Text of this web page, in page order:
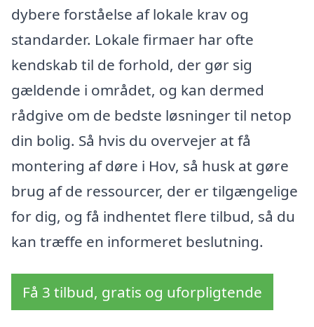
dybere forståelse af lokale krav og
standarder. Lokale firmaer har ofte
kendskab til de forhold, der gør sig
gældende i området, og kan dermed
rådgive om de bedste løsninger til netop
din bolig. Så hvis du overvejer at få
montering af døre i Hov, så husk at gøre
brug af de ressourcer, der er tilgængelige
for dig, og få indhentet flere tilbud, så du
kan træffe en informeret beslutning.
Få 3 tilbud, gratis og uforpligtende